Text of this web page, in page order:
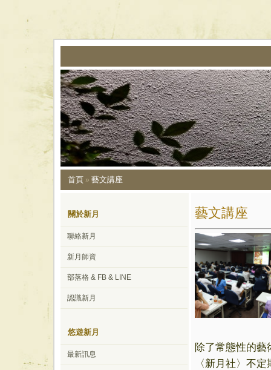
首頁 » 藝文講座
關於新月
聯絡新月
新月師資
部落格 & FB & LINE
認識新月
悠遊新月
最新訊息
藝文講座
除了常態性的藝
〈新月社〉不